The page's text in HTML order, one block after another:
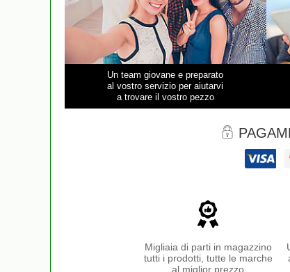
Un team giovane e preparato
al vostro servizio per aiutarvi
a trovare il vostro pezzo
Migliaia di parti in magazzino
tutti i prodotti, tutte le marche
al miglior prezzo